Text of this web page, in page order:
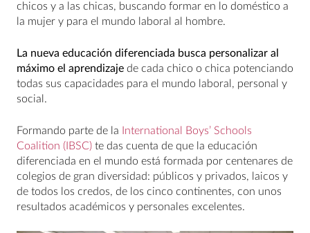
chicos y a las chicas, buscando formar en lo doméstico a
la mujer y para el mundo laboral al hombre.
La nueva educación diferenciada busca personalizar al
máximo el aprendizaje de cada chico o chica potenciando
todas sus capacidades para el mundo laboral, personal y
social.
Formando parte de la
International Boys’ Schools
Coalition (IBSC) te das cuenta de que la educación
diferenciada en el mundo está formada por centenares de
colegios de gran diversidad: públicos y privados, laicos y
de todos los credos, de los cinco continentes, con unos
resultados académicos y personales excelentes.